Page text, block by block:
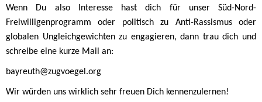
Wenn Du also Interesse hast dich für unser Süd-Nord-
Freiwilligenprogramm oder politisch zu Anti-Rassismus oder
globalen Ungleichgewichten zu engagieren, dann trau dich und
schreibe eine kurze Mail an:
bayreuth@zugvoegel.org
Wir würden uns wirklich sehr freuen Dich kennenzulernen!